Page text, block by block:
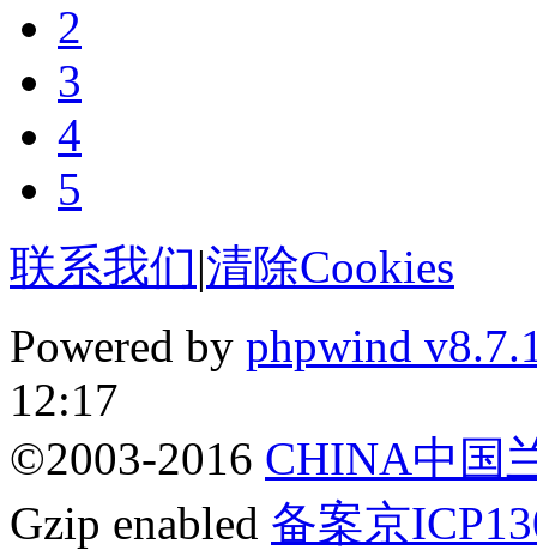
2
3
4
5
联系我们|清除Cookies
Powered by phpwind
12:17
©2003-2016 CHINA中国
Gzip enabled 备案京